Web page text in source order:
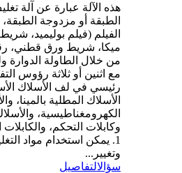
هذه الآلة عبارة عن آلة
الطبقة أو مزدوجة الطبقة،
الفيلم (فيلم بوليميد،
ميكا، شريط ورق قطني،
من خلال الطاولة
مع اثنين أو ثلاثة رؤوس
رئيسي في لف الأسلاك
الأسلاك المطلية بالمينا،
الكهرومغناطيسية،
وكابلات التحكم،
1. يمكن استخدام مواد
وتغيير...
سؤالالتفاصيل